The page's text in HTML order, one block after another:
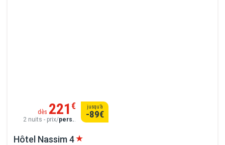
Hôtel Nassim4
dès 221€
2 nuits - prix/pers.
jusqu’à
-89€